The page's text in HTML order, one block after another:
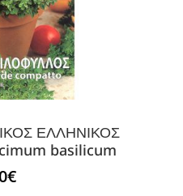
ΕΛΛΗΝΙΚΟΣ
basilicum
€